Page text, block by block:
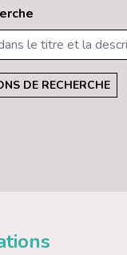
DE RECHERCHE